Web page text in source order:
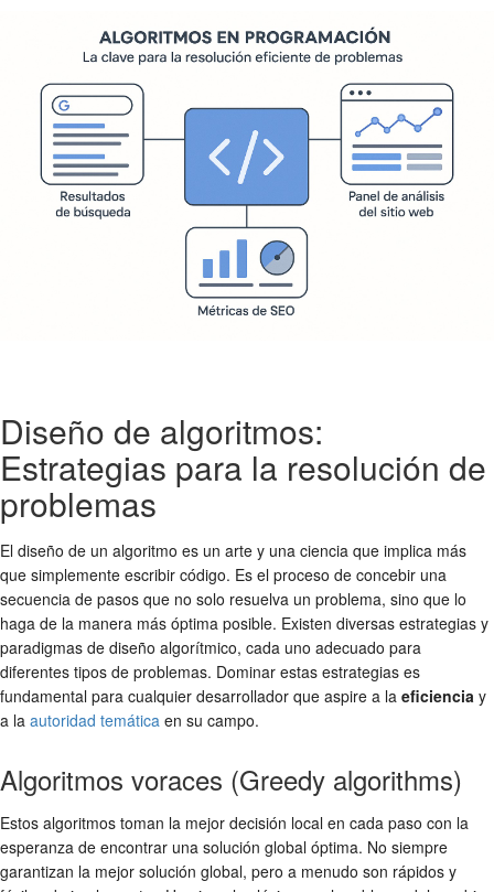
Diseño de algoritmos:
Estrategias para la resolución de
problemas
El diseño de un algoritmo es un arte y una ciencia que implica más
que simplemente escribir código. Es el proceso de concebir una
secuencia de pasos que no solo resuelva un problema, sino que lo
haga de la manera más óptima posible. Existen diversas estrategias y
paradigmas de diseño algorítmico, cada uno adecuado para
diferentes tipos de problemas. Dominar estas estrategias es
fundamental para cualquier desarrollador que aspire a la eficiencia y
a la autoridad temática en su campo.
Algoritmos voraces (Greedy algorithms)
Estos algoritmos toman la mejor decisión local en cada paso con la
esperanza de encontrar una solución global óptima. No siempre
garantizan la mejor solución global, pero a menudo son rápidos y